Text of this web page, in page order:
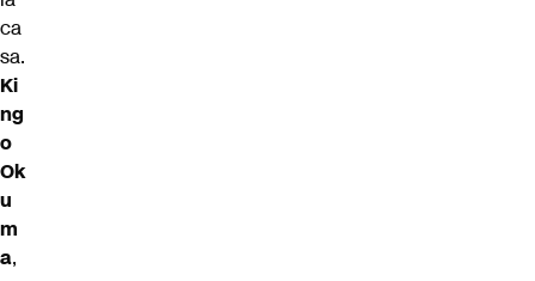
ca
sa.
Ki
ng
o
Ok
u
m
a,